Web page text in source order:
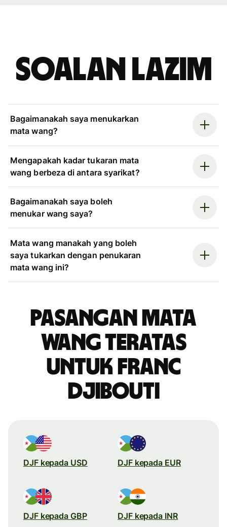
Soalan Lazim
Bagaimanakah saya menukarkan
mata wang?
Mengapakah kadar tukaran mata
wang berbeza di antara syarikat?
Bagaimanakah saya boleh
menukar wang saya?
Mata wang manakah yang boleh
saya tukarkan dengan penukaran
mata wang ini?
Pasangan mata
wang teratas
untuk franc
Djibouti
DJF kepada USD DJF kepada EUR
DJF kepada GBP DJF kepada INR